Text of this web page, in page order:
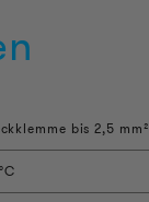
bis 2,5 mm²